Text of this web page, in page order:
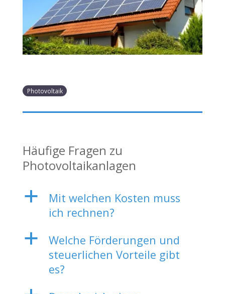
Photovoltaik
Häufige Fragen zu
Photovoltaikanlagen
a
Mit welchen Kosten muss
ich rechnen?
a
Welche Förderungen und
steuerlichen Vorteile gibt
es?